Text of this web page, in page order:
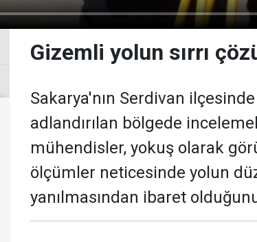
Gizemli yolun sırrı
Sakarya'nın Serdivan
adlandırılan bölgede
mühendisler, yokuş olarak
ölçümler neticesinde yolun
yanılmasından ibaret